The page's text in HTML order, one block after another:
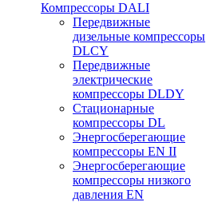
Компрессоры DALI
Передвижные
дизельные компрессоры
DLCY
Передвижные
электрические
компрессоры DLDY
Стационарные
компрессоры DL
Энергосберегающие
компрессоры EN II
Энергосберегающие
компрессоры низкого
давления EN